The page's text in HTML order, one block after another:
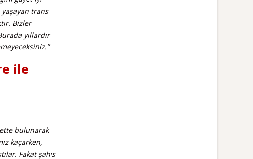
trans
Bizler
yıllardır
ile
bulunarak
kaçarken,
Fakat şahıs